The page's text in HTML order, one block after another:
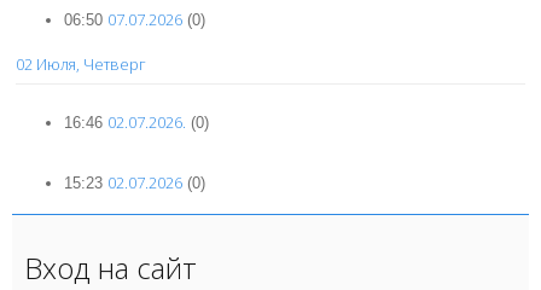
06:50 07.07.2026 (0)
02 Июля, Четверг
16:46 02.07.2026. (0)
15:23 02.07.2026 (0)
Вход на сайт